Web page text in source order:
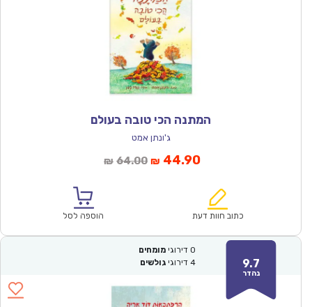
המתנה הכי טובה בעולם
ג'ונתן אמט
₪ 64.00המחיר
₪64.00.
₪ 44.90המחיר
הוא:
כתוב חוות דעת הוספה לסל
9.7
נהדר
0 דירוגי מומחים
4 דירוגי גולשים